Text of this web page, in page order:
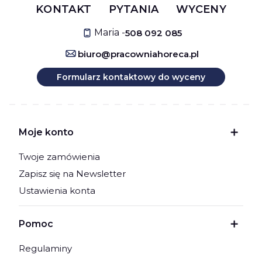
KONTAKT PYTANIA WYCENY
Maria -508 092 085
biuro@pracowniahoreca.pl
Formularz kontaktowy do wyceny
Moje konto
Twoje zamówienia
Zapisz się na Newsletter
Ustawienia konta
Pomoc
Regulaminy